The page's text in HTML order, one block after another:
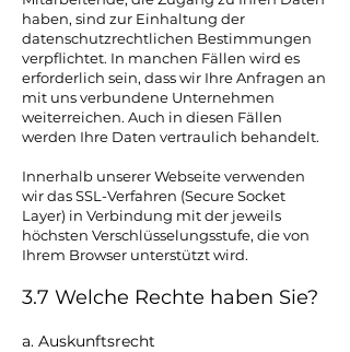
haben, sind zur Einhaltung der
datenschutzrechtlichen Bestimmungen
verpflichtet. In manchen Fällen wird es
erforderlich sein, dass wir Ihre Anfragen an
mit uns verbundene Unternehmen
weiterreichen. Auch in diesen Fällen
werden Ihre Daten vertraulich behandelt.
Innerhalb unserer Webseite verwenden
wir das SSL-Verfahren (Secure Socket
Layer) in Verbindung mit der jeweils
höchsten Verschlüsselungsstufe, die von
Ihrem Browser unterstützt wird.
3.7 Welche Rechte haben Sie?
a. Auskunftsrecht